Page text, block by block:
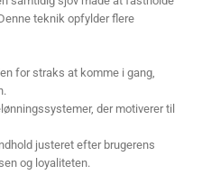
teknik opfylder flere
for straks at komme i gang,
der motiverer til
justeret efter brugerens
og loyaliteten.